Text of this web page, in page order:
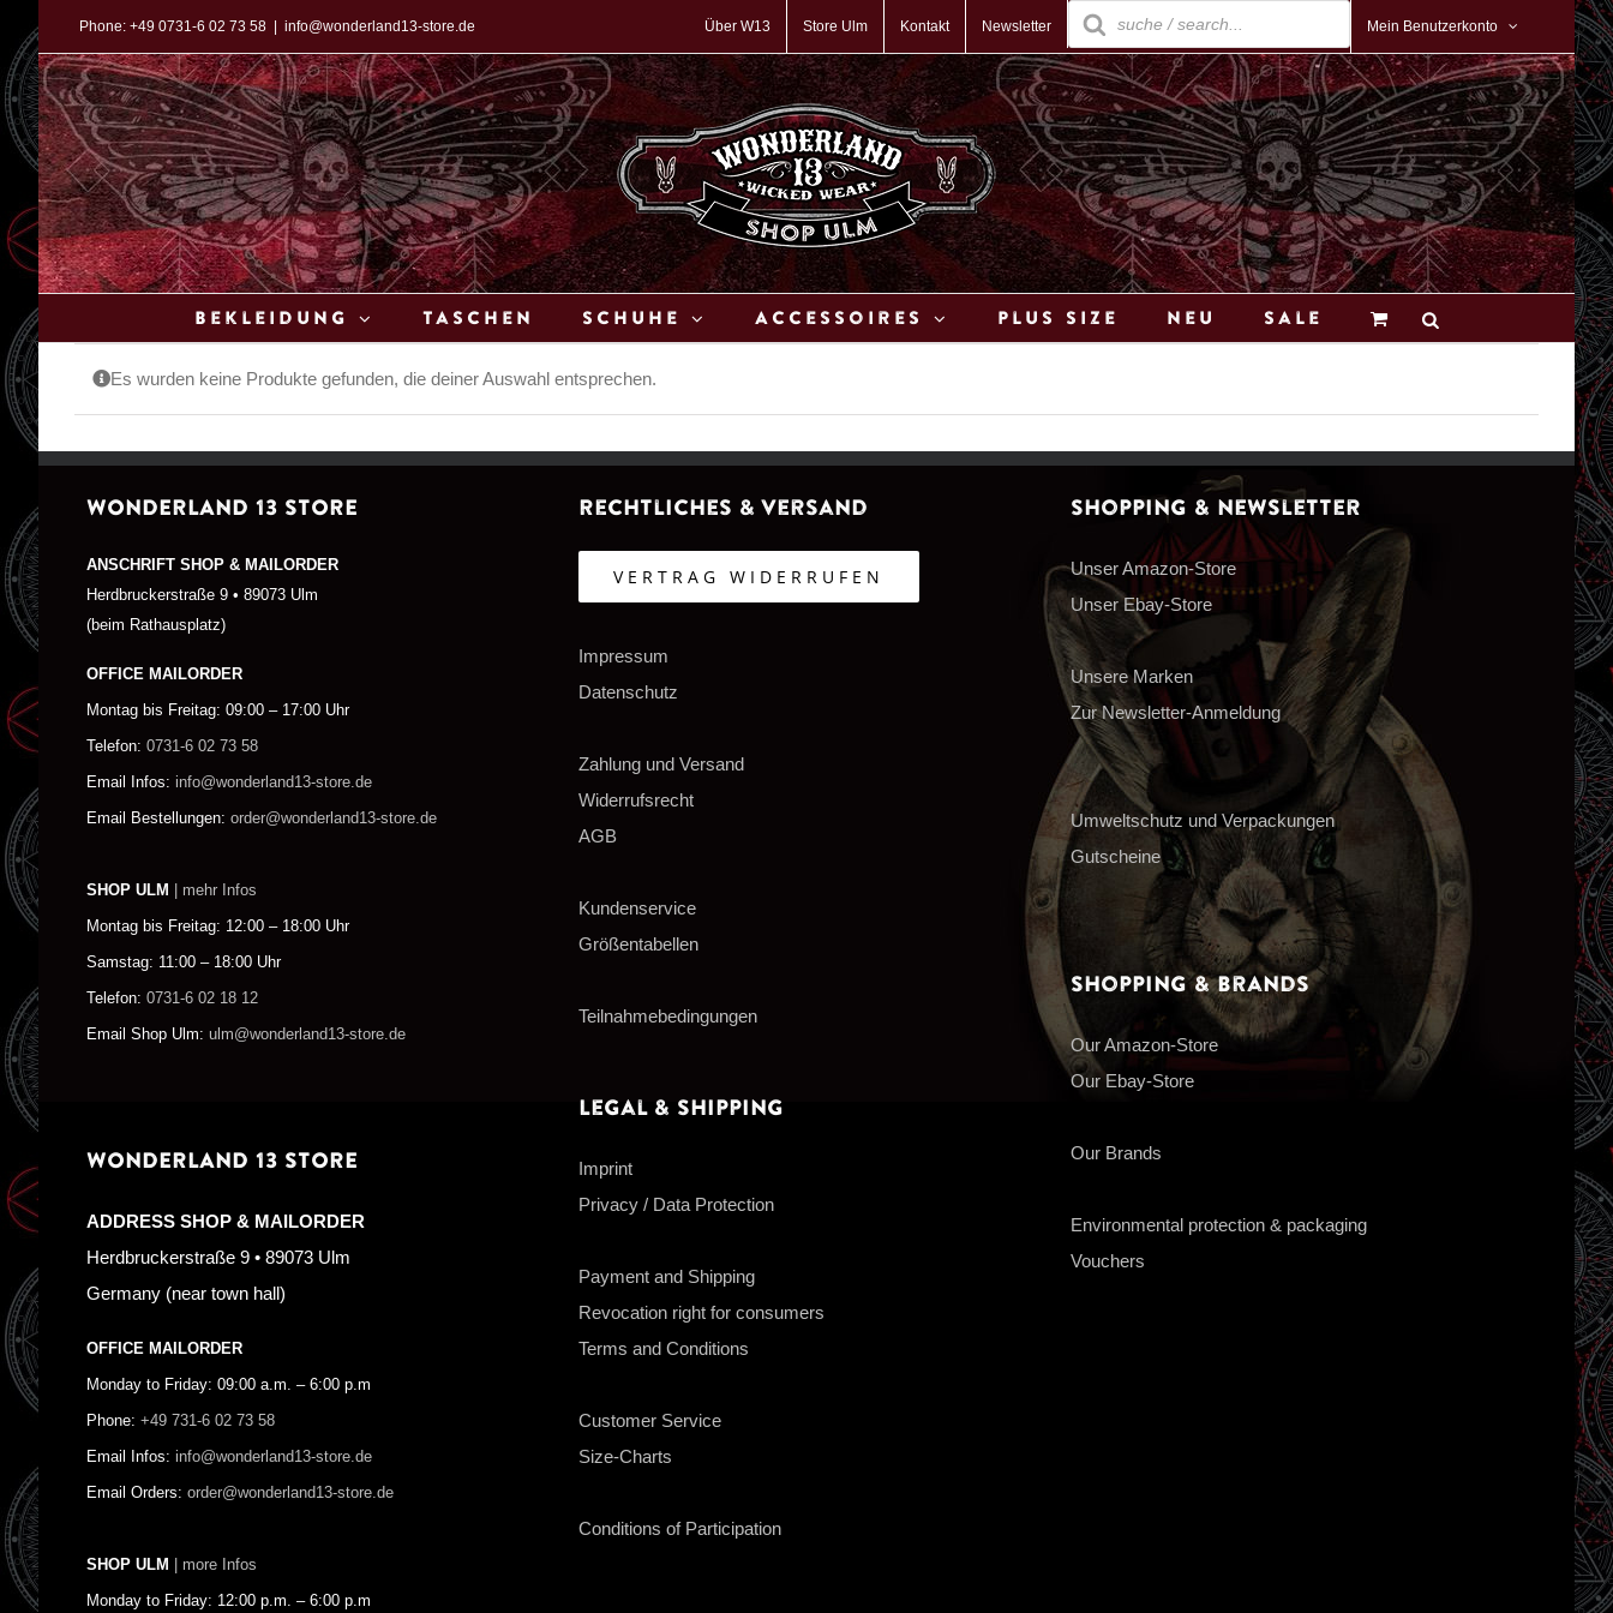
Inhalt
springen
Phone: +49 0731-6 02 73 58 info@wonderland13-store.de Über W13 Store Ulm Kontakt Newsletter
Products
search
Mein Benutzerkonto
Bekleidung Taschen Schuhe Accessoires Plus Size Neu Sale
Es wurden keine Produkte gefunden, die deiner Auswahl entsprechen.
WONDERLAND 13 STORE
ANSCHRIFT SHOP & MAILORDER
Herdbruckerstraße 9 • 89073 Ulm
(beim Rathausplatz)
OFFICE MAILORDER
Montag bis Freitag: 09:00 – 17:00 Uhr
Telefon: 0731-6 02 73 58
Email Infos: info@wonderland13-store.de
Email Bestellungen: order@wonderland13-store.de
SHOP ULM | mehr Infos
Montag bis Freitag: 12:00 – 18:00 Uhr
Samstag: 11:00 – 18:00 Uhr
Telefon: 0731-6 02 18 12
Email Shop Ulm: ulm@wonderland13-store.de
WONDERLAND 13 STORE
ADDRESS SHOP & MAILORDER
Herdbruckerstraße 9 • 89073 Ulm
Germany (near town hall)
OFFICE MAILORDER
Monday to Friday: 09:00 a.m. – 6:00 p.m
Phone: +49 731-6 02 73 58
Email Infos: info@wonderland13-store.de
Email Orders: order@wonderland13-store.de
SHOP ULM | more Infos
Monday to Friday: 12:00 p.m. – 6:00 p.m
Rechtliches & Versand
VERTRAG WIDERRUFEN
Impressum
Datenschutz
Zahlung und Versand
Widerrufsrecht
AGB
Kundenservice
Größentabellen
Teilnahmebedingungen
Legal & Shipping
Imprint
Privacy / Data Protection
Payment and Shipping
Revocation right for consumers
Terms and Conditions
Customer Service
Size-Charts
Conditions of Participation
Shopping & Newsletter
Unser Amazon-Store
Unser Ebay-Store
Unsere Marken
Zur Newsletter-Anmeldung
Umweltschutz und Verpackungen
Gutscheine
Shopping & Brands
Our Amazon-Store
Our Ebay-Store
Our Brands
Environmental protection & packaging
Vouchers